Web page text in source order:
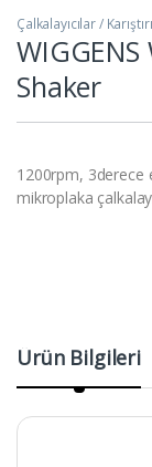
Çalkalayıcılar /
Shaker
1200rpm, 3derece
mikroplaka
Ürün Bilgileri